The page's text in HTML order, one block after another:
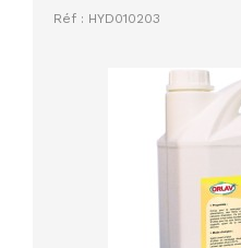
Réf : HYD010203